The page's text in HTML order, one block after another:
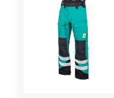
CHAUSSETTES